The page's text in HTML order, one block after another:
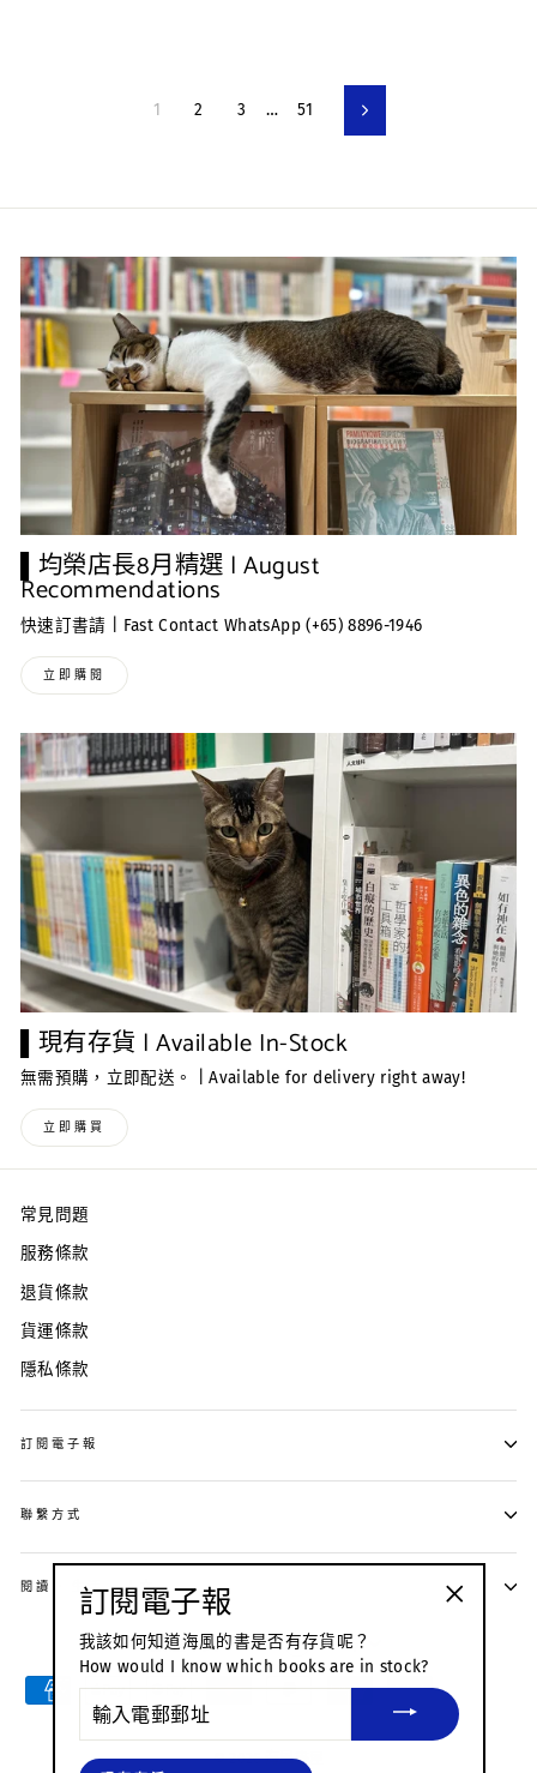
1 2 3 … 51 下
一
▌均榮店長8月精選 | August
Recommendations
快速訂書請 | Fast Contact WhatsApp (+65) 8896-1946
立即購閱
▌現有存貨 | Available In-Stock
無需預購，立即配送。 | Available for delivery right away!
立即購買
常見問題
服務條款
退貨條款
貨運條款
隱私條款
訂閱電子報
聯繫方式
閱讀 · 生活 · 人文
語
言
繁體中文 貨
幣
SGD $
© 2026 海風書屋
訂閱電子報
我該如何知道海風的書是否有存貨呢？
How would I know which books are in stock?
入
esc
鍵）"